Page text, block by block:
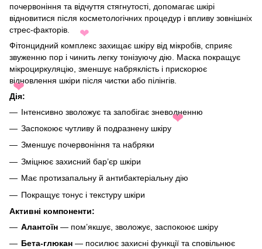
почервоніння та відчуття стягнутості, допомагає шкірі
відновитися після косметологічних процедур і впливу зовнішніх
стрес-факторів.
Фітонцидний комплекс захищає шкіру від мікробів, сприяє
звуженню пор і чинить легку тонізуючу дію. Маска покращує
мікроциркуляцію, зменшує набряклість і прискорює
відновлення шкіри після чистки або пілінгів.
Дія:
Інтенсивно зволожує та запобігає зневодненню
Заспокоює чутливу й подразнену шкіру
Зменшує почервоніння та набряки
Зміцнює захисний бар’єр шкіри
Має протизапальну й антибактеріальну дію
Покращує тонус і текстуру шкіри
Активні компоненти:
Алантоїн — пом’якшує, зволожує, заспокоює шкіру
Бета-глюкан — посилює захисні функції та сповільнює
❤
❤